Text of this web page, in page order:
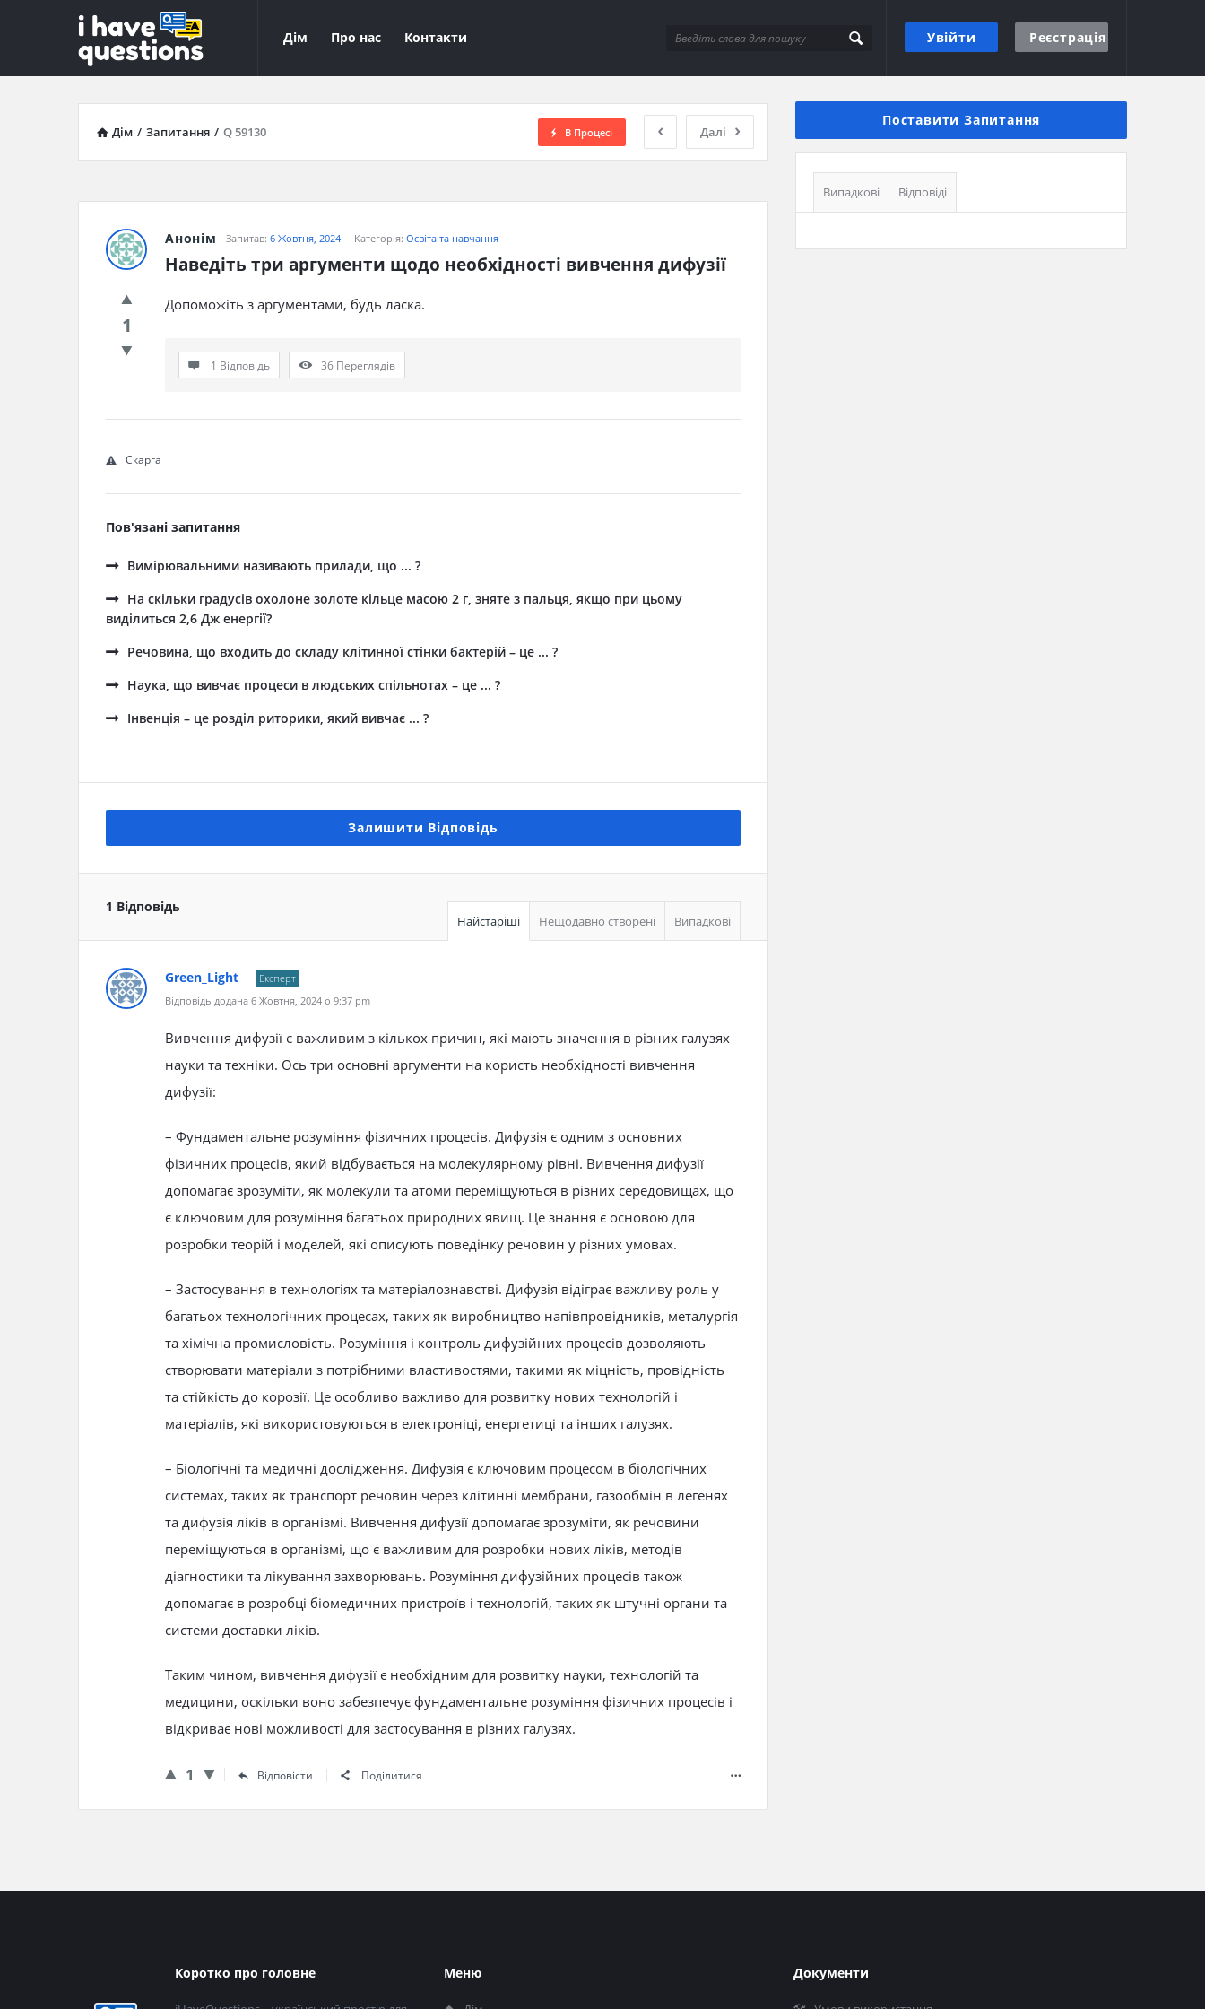
Увійти Реєстрація
iHaveQuestions
Навігація
Дім Про нас Контакти
Дім / Запитання / Q 59130 Далі
В Процесі
Анонім Запитав: 6 Жовтня, 2024 Категорія: Освіта та навчання
Наведіть три аргументи щодо необхідності вивчення дифузії
1
Допоможіть з аргументами, будь ласка.
1 Відповідь 36 Переглядів
Скарга
Пов'язані запитання
Вимірювальними називають прилади, що ... ?
На скільки градусів охолоне золоте кільце масою 2 г, зняте з пальця, якщо при цьому
виділиться 2,6 Дж енергії?
Речовина, що входить до складу клітинної стінки бактерій – це ... ?
Наука, що вивчає процеси в людських спільнотах – це ... ?
Інвенція – це розділ риторики, який вивчає ... ?
Залишити Відповідь
1 Відповідь
Найстаріші Нещодавно створені Випадкові
Green_Light
Експерт
Відповідь додана 6 Жовтня, 2024 о 9:37 pm
Вивчення дифузії є важливим з кількох причин, які мають значення в різних галузях
науки та техніки. Ось три основні аргументи на користь необхідності вивчення
дифузії:
– Фундаментальне розуміння фізичних процесів. Дифузія є одним з основних
фізичних процесів, який відбувається на молекулярному рівні. Вивчення дифузії
допомагає зрозуміти, як молекули та атоми переміщуються в різних середовищах, що
є ключовим для розуміння багатьох природних явищ. Це знання є основою для
розробки теорій і моделей, які описують поведінку речовин у різних умовах.
– Застосування в технологіях та матеріалознавстві. Дифузія відіграє важливу роль у
багатьох технологічних процесах, таких як виробництво напівпровідників, металургія
та хімічна промисловість. Розуміння і контроль дифузійних процесів дозволяють
створювати матеріали з потрібними властивостями, такими як міцність, провідність
та стійкість до корозії. Це особливо важливо для розвитку нових технологій і
матеріалів, які використовуються в електроніці, енергетиці та інших галузях.
– Біологічні та медичні дослідження. Дифузія є ключовим процесом в біологічних
системах, таких як транспорт речовин через клітинні мембрани, газообмін в легенях
та дифузія ліків в організмі. Вивчення дифузії допомагає зрозуміти, як речовини
переміщуються в організмі, що є важливим для розробки нових ліків, методів
діагностики та лікування захворювань. Розуміння дифузійних процесів також
допомагає в розробці біомедичних пристроїв і технологій, таких як штучні органи та
системи доставки ліків.
Таким чином, вивчення дифузії є необхідним для розвитку науки, технологій та
медицини, оскільки воно забезпечує фундаментальне розуміння фізичних процесів і
відкриває нові можливості для застосування в різних галузях.
1 Відповісти Поділитися
Поставити Запитання
Випадкові Відповіді
Коротко про головне Меню Документи